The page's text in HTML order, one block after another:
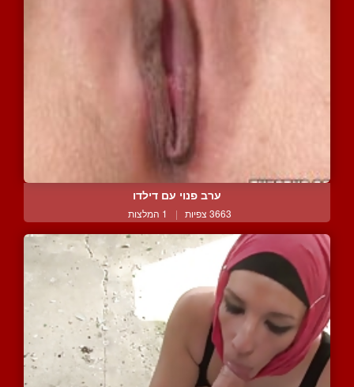
ערב פנוי עם דילדו
3663 צפיות | 1 המלצות